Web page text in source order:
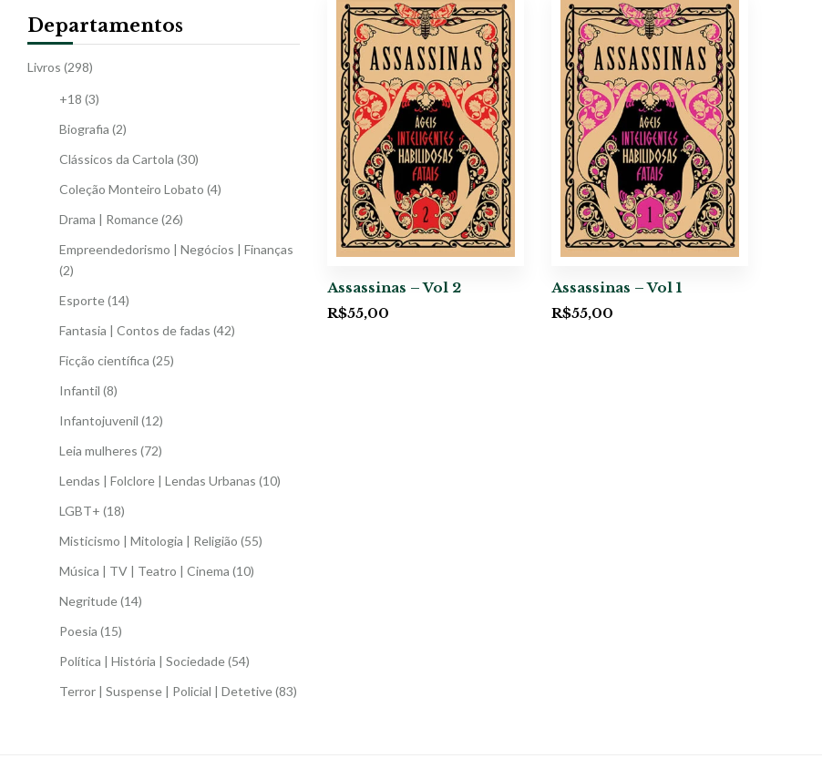
Departamentos
Livros (298)
+18 (3)
Biografia (2)
Clássicos da Cartola (30)
Coleção Monteiro Lobato (4)
Drama | Romance(26)
Empreendedorismo | Negócios | Finanças
(2)
Esporte(14)
Fantasia | Contos de fadas (42)
Ficção científica (25)
Infantil (8)
Infantojuvenil (12)
Leia mulheres (72)
Lendas | Folclore | Lendas Urbanas (10)
LGBT+ (18)
Misticismo | Mitologia | Religião (55)
Música | TV | Teatro | Cinema (10)
Negritude(14)
Poesia (15)
Política | História | Sociedade(54)
Terror | Suspense | Policial | Detetive(83)
Assassinas – Vol 2
R$55,00
Assassinas – Vol 1
R$55,00